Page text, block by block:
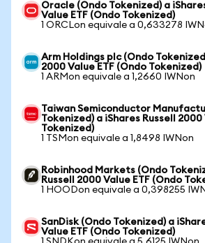
Oracle (Ondo Tokenized) a
Value ETF (Ondo Tokenized)
1 ORCLon equivale a 0,633278
Arm Holdings plc (Ondo
2000 Value ETF (Ondo Tokenized)
1 ARMon equivale a 1,2660 IWNon
Taiwan Semiconductor
Tokenized) a iShares Russell 2000
Tokenized)
1 TSMon equivale a 1,8498 IWNon
Robinhood Markets (Ondo
Russell 2000 Value ETF (Ondo
1 HOODon equivale a 0,398255
SanDisk (Ondo Tokenized) a
Value ETF (Ondo Tokenized)